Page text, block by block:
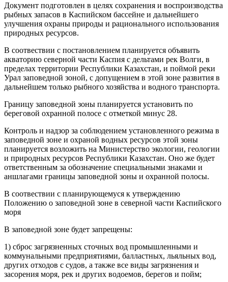
Документ подготовлен в целях сохранения и воспроизводства
рыбных запасов в Каспийском бассейне и дальнейшего
улучшения охраны природы и рационального использования
природных ресурсов.
В соотвествии с постановлением планируется объявить
акваторию северной части Каспия с дельтами рек Волги, в
пределах территории Республики Казахстан, и поймой реки
Урал заповедной зоной, с допущением в этой зоне развития в
дальнейшем только рыбного хозяйства и водного транспорта.
Границу заповедной зоны планируется установить по
береговой охранной полосе с отметкой минус 28.
Контроль и надзор за соблюдением установленного режима в
заповедной зоне и охраной водных ресурсов этой зоны
планируется возложить на Министерство экологии, геологии
и природных ресурсов Республики Казахстан. Оно же будет
ответственным за обозначение специальными знаками и
аншлагами границы заповедной зоны и охранной полосы.
В соотвествии с планирующемуся к утверждению
Положению о заповедной зоне в северной части Каспийского
моря
В заповедной зоне будет запрещены:
1) сброс загрязненных сточных вод промышленными и
коммунальными предприятиями, балластных, льяльных вод,
других отходов с судов, а также все виды загрязнения и
засорения моря, рек и других водоемов, берегов и пойм;